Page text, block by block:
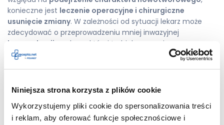
Niniejsza strona korzysta z plików cookie
Wykorzystujemy pliki cookie do spersonalizowania treści
i reklam, aby oferować funkcje społecznościowe i
konieczne jest leczenie operacyjne i chirurgiczne
usunięcie zmiany. W zależności od sytuacji lekarz może
zdecydować o przeprowadzeniu mniej inwazyjnej
laparoskopii , podczas której torbiel usuwa się przez
niewielkie nacięcia w powłokach brzusznych, luboperacji
W skrajnych przypadkach, gdy istnieje wysokie ryzyko
nowotworu, wskazane może być usunięcie całego narządu
rodnego, wszystko po to aby zapobiec dalszemu